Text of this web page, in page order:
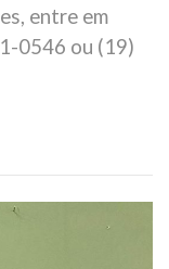
entre em
0546 ou (19)